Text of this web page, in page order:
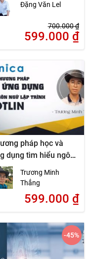
Đặng Văn Lel
700.000₫
599.000 ₫
pháp học và
dụng tìm hiểu ngôn
lập trình Kotlin
Trương Minh
Thắng
599.000 ₫
-45%